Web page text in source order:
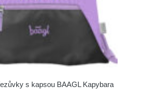
s kapsou BAAGL Kapybara